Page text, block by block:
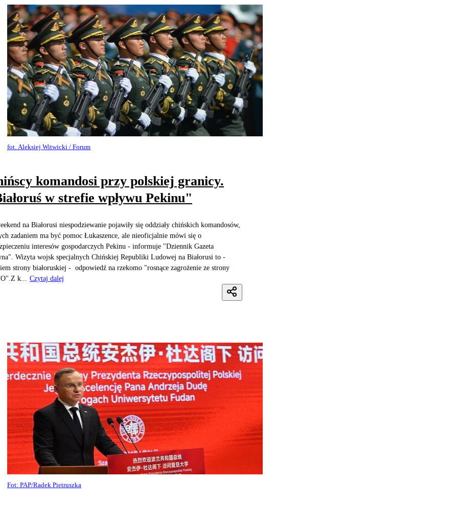
fot. Aleksiej Witwicki / Forum
komandosi przy polskiej granicy.
w strefie wpływu Pekinu"
na Białorusi niespodziewanie pojawiły się oddziały chińskich komandosów,
zadaniem ma być pomoc Łukaszence, ale nieoficjalnie mówi się o
interesów gospodarczych Pekinu - informuje "Dziennik Gazeta
Wizyta wojsk specjalnych Chińskiej Republiki Ludowej na Białorusi to -
strony białoruskiej - odpowiedź na rzekomo "rosnące zagrożenie ze strony
k...
Czytaj dalej
Fot: PAP/Radek Pietruszka